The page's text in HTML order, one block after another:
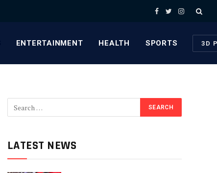
Facebook
TwitterInstagram
ENTERTAINMENT HEALTH SPORTS 3D
LATEST NEWS